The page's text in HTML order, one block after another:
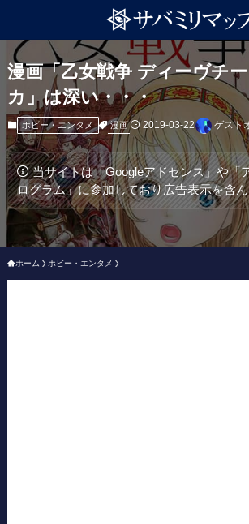
漫画「乙女戦争 ディーヴチ
カ」は深い・・・
ホビー・エンタメ 漫画 2019-03-22 ゲスト
当サイトは「Googleアドセンス」や「
ログラム」に参加しており広告表示を含
ホーム ホビー・エンタメ